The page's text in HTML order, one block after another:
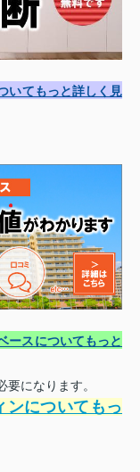
いてもっと詳しく見
ースについてもっと
になります。
ンについてもっ